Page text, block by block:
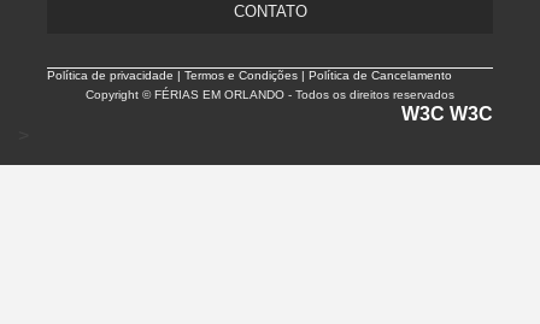
CONTATO
Política de privacidade |Termos e Condições | Política de Cancelamento
Copyright © FÉRIAS EM ORLANDO - Todos os direitos reservados
W3C W3C